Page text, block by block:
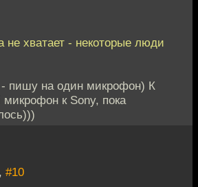
не хватает - некоторые люди
пишу на один микрофон) К
к Sony, пока
#10